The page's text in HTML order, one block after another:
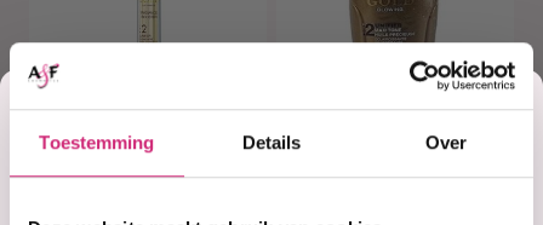
Toestemming Details Over
Korting